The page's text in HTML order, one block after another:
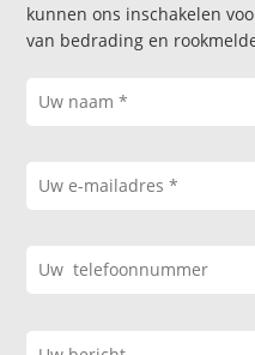
kunnen ons inschakelen
van bedrading en